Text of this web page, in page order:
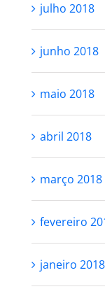
julho 2018
junho 2018
maio 2018
abril 2018
março 2018
fevereiro
janeiro 2018